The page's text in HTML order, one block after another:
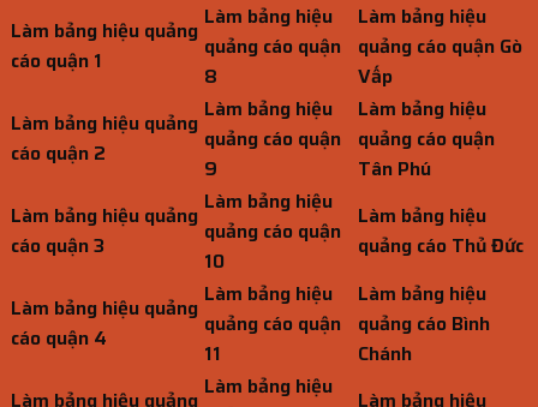
Làm bảng hiệu quảng
cáo quận 1
Làm bảng hiệu
quảng cáo quận
8
Làm bảng hiệu
quảng cáo quận Gò
Vấp
Làm bảng hiệu quảng
cáo quận 2
Làm bảng hiệu
quảng cáo quận
9
Làm bảng hiệu
quảng cáo quận
Tân Phú
Làm bảng hiệu quảng
cáo quận 3
Làm bảng hiệu
quảng cáo quận
10
Làm bảng hiệu
quảng cáo Thủ Đức
Làm bảng hiệu quảng
cáo quận 4
Làm bảng hiệu
quảng cáo quận
11
Làm bảng hiệu
quảng cáo Bình
Chánh
Làm bảng hiệu quảng Làm bảng hiệu
Làm bảng hiệu